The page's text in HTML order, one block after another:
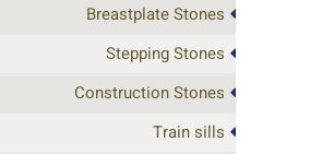
Breastplate Stones
Stepping Stones
Construction Stones
Train sills